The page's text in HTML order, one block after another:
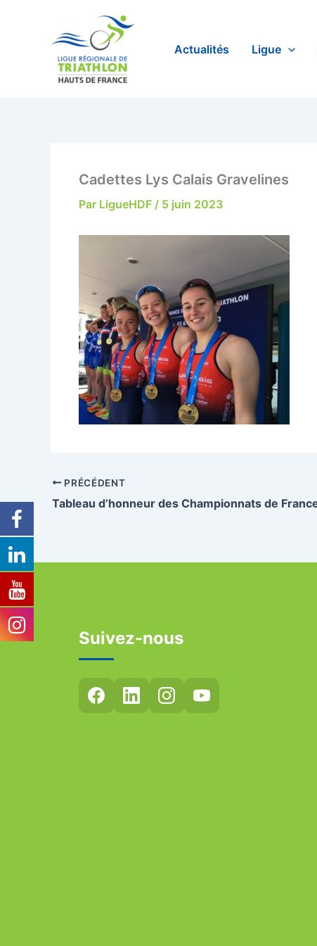
Actualités Ligue
Cadettes Lys Calais Gravelines
Par LigueHDF / 5 juin 2023
PRÉCÉDENT
Suivez-nous